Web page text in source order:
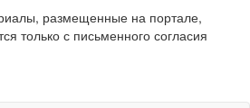
размещенные на портале,
только с письменного согласия